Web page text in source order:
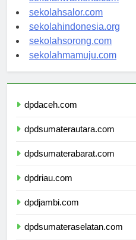
sekolahwamena.com
sekolahsalor.com
sekolahindonesia.org
sekolahsorong.com